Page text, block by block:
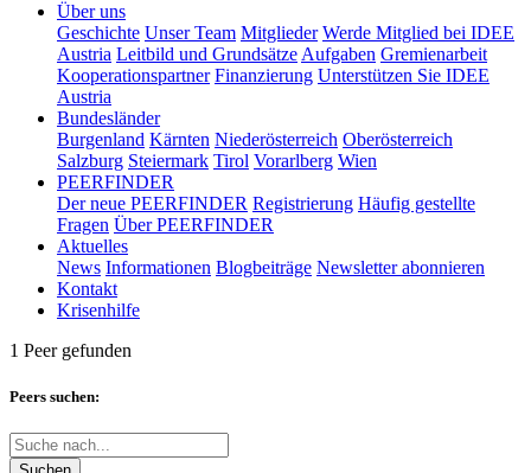
Über uns
Geschichte Unser Team Mitglieder Werde Mitglied bei IDEE
Austria Leitbild und Grundsätze Aufgaben Gremienarbeit
Kooperationspartner Finanzierung Unterstützen Sie IDEE
Austria
Bundesländer
Burgenland Kärnten Niederösterreich Oberösterreich
Salzburg Steiermark Tirol Vorarlberg Wien
PEERFINDER
Der neue PEERFINDER Registrierung Häufig gestellte
Fragen Über PEERFINDER
Aktuelles
News Informationen Blogbeiträge Newsletter abonnieren
Kontakt
Krisenhilfe
1 Peer gefunden
Peers suchen: